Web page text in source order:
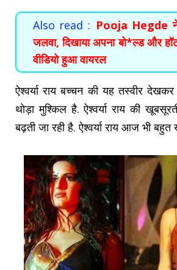
Also read : Pooja Hegde ने
जलवा, दिखाया अपना बो*ल्ड और
वीडियो हुआ वायरल
ऐश्वर्या राय बच्चन की यह तस्वीर देखकर
थोड़ा मुश्किल है. ऐश्वर्या राय की
बढ़ती जा रही है. ऐश्वर्या राय आज भी